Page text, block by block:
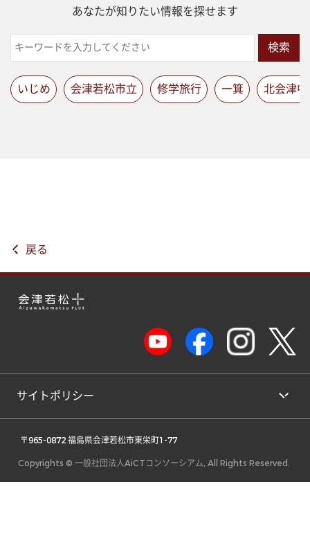
あなたが知りたい情報を探せます
検索
いじめ 会津若松市立 修学旅行 一箕 北会津中
戻る
サイトポリシー
〒965-0872 福島県会津若松市東栄町1-77
Copyrights © 一般社団法人AiCTコンソーシアム, All Rights Reserved.